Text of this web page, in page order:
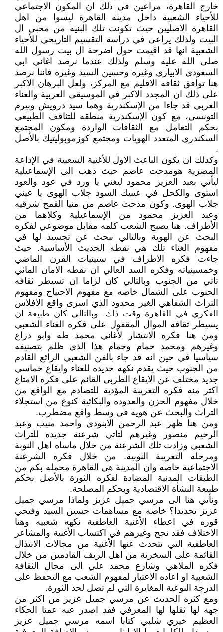
خارج القاهرة، مراعين في ذلك ان المكون الاجتماعي
للأحياء الشعبية داخل مدينه القاهرة ليسوا من اهل
القاهرة الاصليين حيث تكونت تلك البنيه من محبي ال
البيت ولذلك يراعى في دراسة التقسيم التاريخي للأحياء
الشعبية انها قد اقيمت حول اضرحة ال بيت رسول الله
صلى الله عليه وسلم ولذلك عندما نرصد اغاني ابي
السعودي الابياري وغيره وحسين السيد وغيره فاننا نرصد
هنا توافق ثقافه الاقليم مع المركز، ولعل البرهان الاكبر
على ذلك ان المجدد الاكبر في الموسيقى العربية والغناء
العربي قد جاءا من الإسكندرية وهما سيد درويش وبيرم
التونسي، مع كون الإسكندرية منطقه للتثاقف الطبيعي
بحكم التعامل مع الثقافات الواردة ومكون المجتمع
السكندري المتعدد الهويات ومجتمع كوزموبوليتيك بالأصل
.
وكذلك ان يكون الباعث الاول للأغنية الشعبية في الإذاعة
المصرية هومدحت عاصم حيث ذهب الى الإسماعيلية
ليأتي بعبد العزيز محمود ليغني يا ورد في عود والعود
استوى والكحل في عينيك السود جلاب الهوى يا عيني
جلاب الهوى. وكون مدحت عاصم من منيا القمح شرقيه
وعبد العزيز محمود من الإسماعيلية وكلاهما من
الأطراف. هنا يصبح الشعب كلمه مقابل موضوعي لفكره
البحث عن الهوية وبالتالي نبحث عن تجسيد لها في
مفهوم الغناء تلك هي نقطه الحديث الأساسية. حيث
جاءت فكره الاطراف في ستينيات القرن الماضي
وخمسينياته وفكره السد العالي ان نقطه الامان المائي
تأتي من الجنوب وبالتالي كان لزاما ان تسيطر ثقافه
الجنوب على الشمال خاصه مع مفهوم الاحتياج ومفهوم
التراث الشفاهي الغير محدود الذي اسرى واقع الافلاس
الفكري في القاهرة وقت ذلك. وبالتالي كان طبيعة ان
يسيطر ثقافه الموال المقفول على فكره الغناء الشعبي
ومن هنا فكره الانتشار لأغاني محمد طه وابو دراع
وغيرهم ومحمد حمام وحمام هذا الذي ظلم بتصنيفه
سياسيا في حين انه قد جاء بالفن الشعبي الرائع القادم
من الجنوب حيث يقدم نكهه جديده للغناء وايقاع خماسي
جديد مختلف عن الايقاع الطربي القائم على فكره الامتاع
اكثر منه فكره التغريبة المؤدية للتصادم مع الواقع من
خلال مفهوم الحزن والعدوده والبكائية كنوع من استجلاء
التراث والبحث عن هويه في وسط واقع مضطرب.
ومن هنا ظهر عبد الرحمن الابنودي واحمد منيب وعبد
الرحيم منصور وغيرهم لتاتي شرعنة جديده للتراث
الشعبي وزادت تلك الشرعنة من خلال ماساه اهل النوبة
ومرحله التغريبة النوبية. من خلال فكره الشرعنة
الاجتماعية خاصه وان المدينة هي القاهرة محمله بكم من
الطبقات المدنية المضادة لفكره الثورة بالأصل بحكم
طبيعة النشأة الاقتصادية وبحكم المصلحة.
ونأتي هنا الى مرسي جميل عزيز ولماذا مرسي جميل
عزيز تحديدا؟ خاصه مع مساهمات حسين السيد وفتحي
قوره في اعطاء الأغنية العاطفية نكهه شعبيه وهنا
الاختلاف فقد نجح وغيرهم في اكتساب الأغنية والمشاعر
العاطفية التي تتحدث عنها الأغنية من مجالات الابتذال
القائمة على السخرية من اهل الريف القادمين من خلال
فكره الملاهي وشارع محمد علي الى مجال الثقافة
الشعبية او اعاده الاعتبار لمفهوم الشعب مع التحفظ على
الدرجة النوعية المغايرة التي لم تصل لحد الثورة.
ومع كثره الحديث عن مرسي جميل عزيز من اكثر من
جهه لها ثقلها لها المعرفي فقد اصدر عنه عمنا الحكاء
العظيم خيري شلبي كتابا اسمه مرسي جميل عزيز